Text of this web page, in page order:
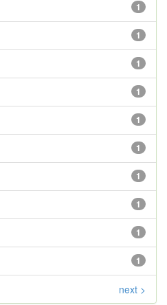
1
1
1
1
1
1
1
1
1
1
next >